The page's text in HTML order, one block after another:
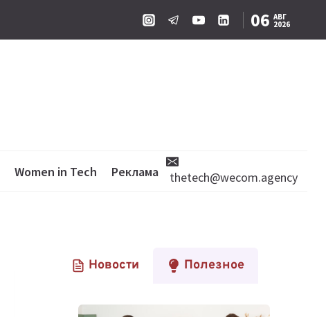
06 АВГ
2026
Women in Tech Реклама thetech@wecom.agency
Новости Полезное